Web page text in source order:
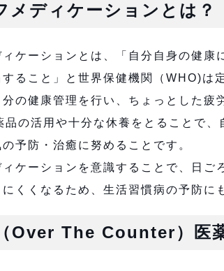
メディケーションとは？
ケーションとは、「自分自身の健康
ること」と世界保健機関（WHO)は
の健康管理を行い、ちょっとした疲
品の活用や十分な休養をとることで
予防・治癒に努めることです。
ケーションを意識することで、日ご
くくなるため、生活習慣病の予防に
Over The Counter）医